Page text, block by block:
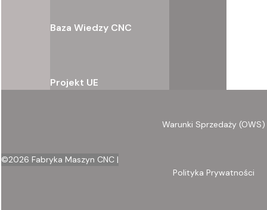
Baza Wiedzy CNC
Projekt UE
©2026 Fabryka Maszyn CNC |
Warunki Sprzedaży (OWS)
Polityka Prywatności